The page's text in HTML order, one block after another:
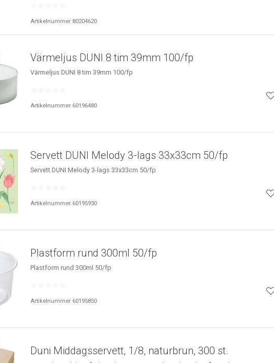
Artikelnummer 80204620
Värmeljus DUNI 8 tim 39mm 100/fp
Värmeljus DUNI 8 tim 39mm 100/fp
Artikelnummer 60196480
Servett DUNI Melody 3-lags 33x33cm 50/fp
Servett DUNI Melody 3-lags 33x33cm 50/fp
Artikelnummer 60195930
Plastform rund 300ml 50/fp
Plastform rund 300ml 50/fp
Artikelnummer 60195850
Duni Middagsservett, 1/8, naturbrun, 300 st.